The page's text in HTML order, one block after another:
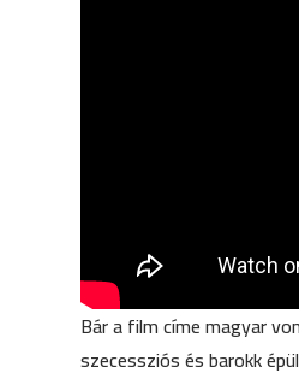
Bár a film címe magyar
szecessziós és barokk